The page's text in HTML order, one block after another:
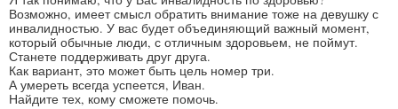
Возможно, имеет смысл обратить внимание тоже на девушку с
инвалидностью. У вас будет объединяющий важный момент,
который обычные люди, с отличным здоровьем, не поймут.
Станете поддерживать друг друга.
Как вариант, это может быть цель номер три.
А умереть всегда успеется, Иван.
Найдите тех, кому сможете помочь.